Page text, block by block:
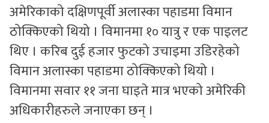
अमेरिकाको दक्षिणपूर्वी अलास्का पहाडमा विमान
ठोक्किएको थियो । विमानमा १० यात्रु र एक पाइलट
थिए । करिब दुई हजार फुटको उचाइमा उडिरहेको
विमान अलास्का पहाडमा ठोक्किएको थियो ।
विमानमा सवार ११ जना घाइते मात्र भएको अमेरिकी
अधिकारीहरुले जनाएका छन् ।